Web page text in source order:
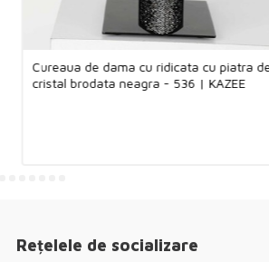
Cureaua de dama cu ridicata cu piatra
cristal brodata neagra - 536 | KAZEE
Rețelele de socializare